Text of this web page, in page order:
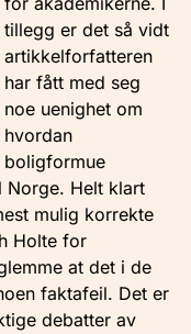
tillegg er det så vidt
artikkelforfatteren
har fått med seg
noe uenighet om
hvordan
boligformue
Norge. Helt klart
mulig korrekte
Holte for
at det i de
faktafeil. Det er
debatter av